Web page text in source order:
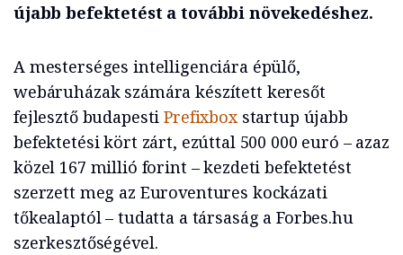
újabb befektetést a további növekedéshez.
A mesterséges intelligenciára épülő,
webáruházak számára készített keresőt
fejlesztő budapestiPrefixboxstartup újabb
befektetési kört zárt, ezúttal 500 000 euró – azaz
közel 167 millió forint – kezdeti befektetést
szerzett meg az Euroventures kockázati
tőkealaptól – tudatta a társaság a Forbes.hu
szerkesztőségével.